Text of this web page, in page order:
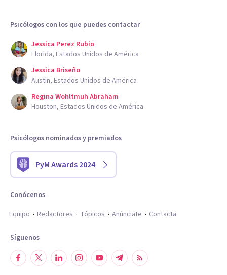
Psicólogos con los que puedes contactar
Jessica Perez Rubio
Florida, Estados Unidos de América
Jessica Briseño
Austin, Estados Unidos de América
Regina Wohltmuh Abraham
Houston, Estados Unidos de América
Psicólogos nominados y premiados
PyM Awards 2024
Conócenos
Equipo
Redactores Tópicos Anúnciate Contacta
Síguenos